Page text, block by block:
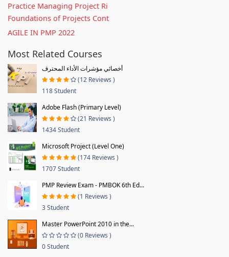
Practice Managing Project Ri
Foundations of Projects Cont
AGILE IN PMP 2022
Most Related Courses
أخصائي مؤشرات الأداء المحترف
(12 Reviews )
118 Student
Adobe Flash (Primary Level)
(21 Reviews )
1434 Student
Microsoft Project (Level One)
(174 Reviews )
1707 Student
PMP Review Exam - PMBOK 6th Ed...
(1 Reviews )
3 Student
Master PowerPoint 2010 in the...
(0 Reviews )
0 Student